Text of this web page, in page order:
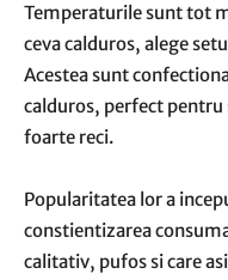
Temperaturile sunt tot
ceva calduros, alege
Acestea sunt
calduros, perfect pentru
foarte reci.
Popularitatea lor a
constientizarea
calitativ, pufos si care